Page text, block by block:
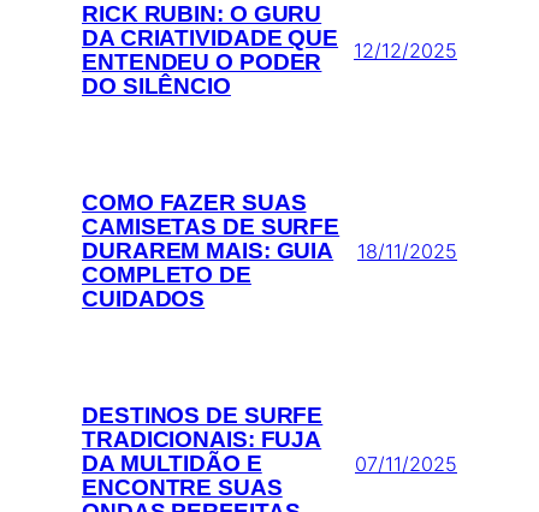
RICK RUBIN: O GURU
DA CRIATIVIDADE QUE
ENTENDEU O PODER
DO SILÊNCIO
12/12/2025
COMO FAZER SUAS
CAMISETAS DE SURFE
DURAREM MAIS: GUIA
COMPLETO DE
CUIDADOS
18/11/2025
DESTINOS DE SURFE
TRADICIONAIS: FUJA
DA MULTIDÃO E
ENCONTRE SUAS
07/11/2025